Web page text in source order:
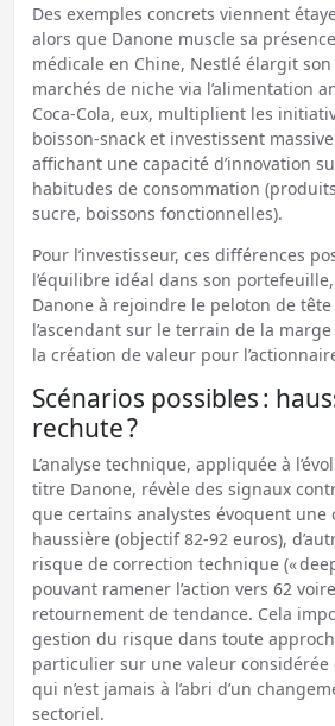
Des exemples concrets viennent
alors que Danone muscle sa
médicale en Chine, Nestlé élargit
marchés de niche via l’alimentation
Coca-Cola, eux, multiplient les
boisson-snack et investissent
affichant une capacité d’innovation
habitudes de consommation
sucre, boissons fonctionnelles).
Pour l’investisseur, ces différences
l’équilibre idéal dans son
Danone à rejoindre le peloton de
l’ascendant sur le terrain de la
la création de valeur pour
Scénarios possibles :
rechute ?
L’analyse technique, appliquée à
titre Danone, révèle des signaux
que certains analystes évoquent une
haussière (objectif 82-92 euros),
risque de correction technique («
pouvant ramener l’action vers 62
retournement de tendance. Cela
gestion du risque dans toute
particulier sur une valeur considérée
qui n’est jamais à l’abri d’un
sectoriel.